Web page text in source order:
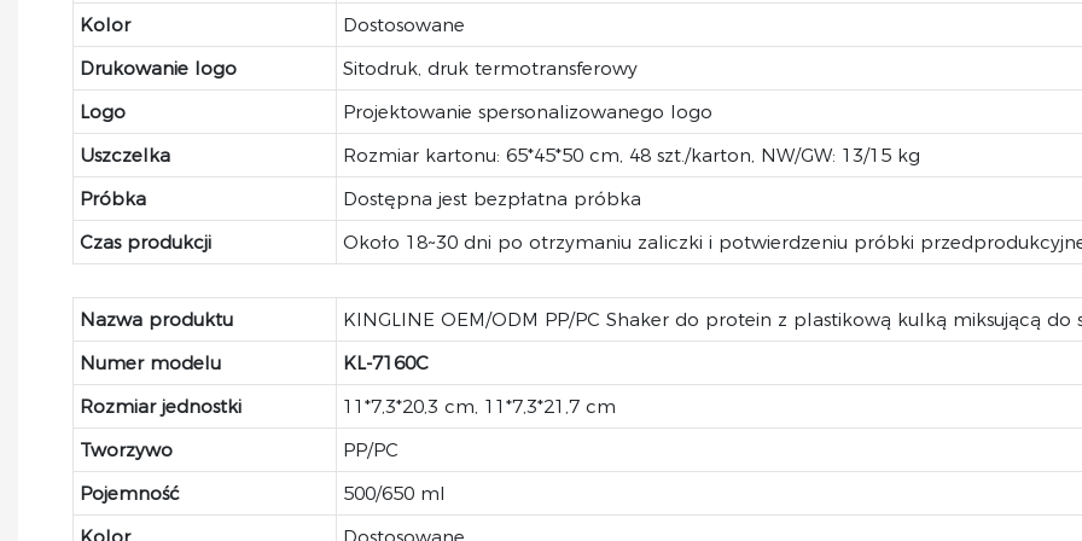
Kolor
Dostosowane
Drukowanie logo
Sitodruk, druk termotransferowy
Logo
Projektowanie spersonalizowanego logo
Uszczelka
Rozmiar kartonu: 65*45*50 cm, 48 szt./karton, NW/GW: 13/15 kg
Próbka
Dostępna jest bezpłatna próbka
Czas produkcji
Około 18~30 dni po otrzymaniu zaliczki i potwierdzeniu próbki
Nazwa produktu
KINGLINE OEM/ODM PP/PC Shaker do protein z plastikową kulką miksującą do
Numer modelu
KL-7160C
Rozmiar jednostki
11*7,3*20,3 cm, 11*7,3*21,7 cm
Tworzywo
PP/PC
Pojemność
500/650 ml